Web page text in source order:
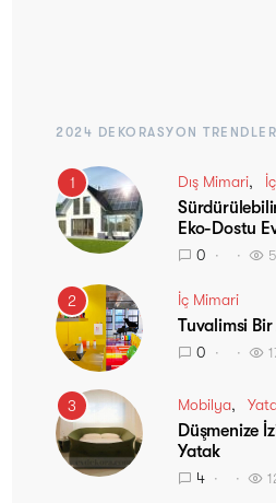
2024 DEKORASYON TRENDLERI
1 Dış Mimari
Eko-Dostu
0
2 İç Mimari
Tuvalimsi
0
3 Mobilya
Düşmenize
Yatak
4